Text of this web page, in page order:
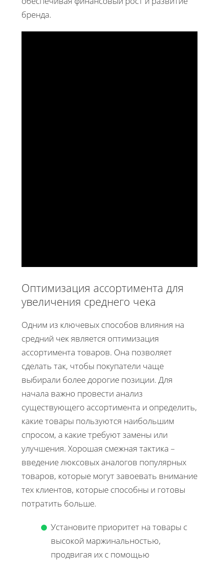
бренда.
Оптимизация ассортимента для
увеличения среднего чека
Одним из ключевых способов влияния на
средний чек является оптимизация
ассортимента товаров. Она позволяет
сделать так, чтобы покупатели чаще
выбирали более дорогие позиции. Для
начала важно провести анализ
существующего ассортимента и определить,
какие товары пользуются наибольшим
спросом, а какие требуют замены или
улучшения. Хорошая смежная тактика –
введение люксовых аналогов популярных
товаров, которые могут завоевать внимание
тех клиентов, которые способны и готовы
потратить больше.
Установите приоритет на товары с
высокой маржинальностью,
продвигая их с помощью